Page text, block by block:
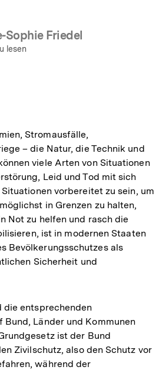
Sophie Friedel
lesen
Stromausfälle,
– die Natur, die Technik und
viele Arten von Situationen
Leid und Tod mit sich
vorbereitet zu sein, um
in Grenzen zu halten,
Not zu helfen und rasch die
ist in modernen Staaten
Bevölkerungsschutzes als
Sicherheit und
die entsprechenden
Länder und Kommunen
ist der Bund
Zivilschutz, also den Schutz vor
während der